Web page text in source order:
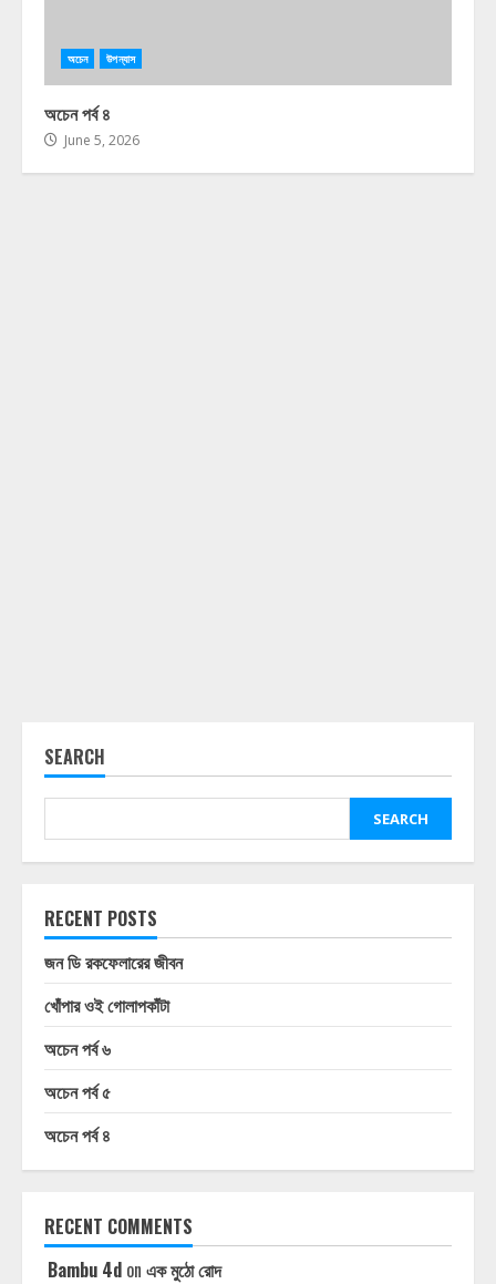
অচেন উপন্যাস
অচেন পর্ব ৪
June 5, 2026
SEARCH
SEARCH
RECENT POSTS
জন ডি রকফেলারের জীবন
খোঁপার ওই গোলাপকাঁটা
অচেন পর্ব ৬
অচেন পর্ব ৫
অচেন পর্ব ৪
RECENT COMMENTS
Bambu 4d on এক মুঠো রোদ